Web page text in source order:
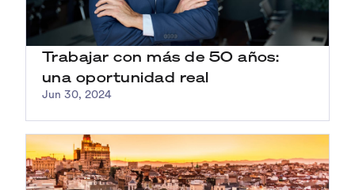
Trabajar con más de 50 años:
una oportunidad real
Jun 30, 2024